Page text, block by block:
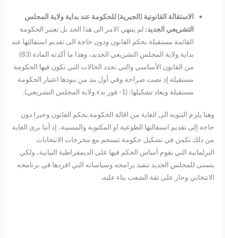
الاستقالة القانونية (الجبرية) للحكومة عند بداية ولاية المجلس
التشريعي الجديد: لم ينتهي الامر الى هذا الحد بل تعتبر الحكومة
القائمة مستقيلة بحكم القانون ودون حاجة الى تقديم استقالتها عند
بداية ولاية المجلس التشريعي الجديد، وهذا ما أكدته المادة (83)
من القانون الأساسي والتي تحدد الحالات التي تكون فيها الحكومة
مستقيلة إذ نصت صراحة وفي أول بند من بنودها اعتبار الحكومة
مستقيلة ويعاد تشكيلها: (1- فور بدء ولاية المجلس التشريعي).
وهنا يلزم التنويه الى الغاية من اقالة الحكومة بحكم القانون وجبرا دون
حاجة إلى تقديم استقالتها الطوعية او المكتوبة والمسببة، إذ أننا نرى الغاية
من ذلك تكمن في تشكيل حكومة تنسجم مع مخرجات الانتخابات
البرلمانية التي يقوم أساس الحكم فيها على الديمقراطية النيابية، ولكي
يتسنى للمجلس الجديد تنفيذ برامجه وسياساته التي افردها في برنامجه
الانتخابي وحاز على ثقة الشعب بناء عليه.